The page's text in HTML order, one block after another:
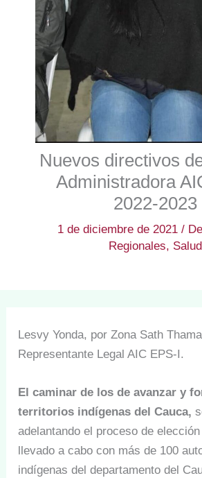
Nuevos directivos
Administradora
2022-2023
1 de diciembre de 2021 /
Regionales, Salud
Lesvy Yonda, por Zona Sath
Representante Legal AIC EPS-I.
El caminar de los de avanzar y
territorios indígenas del Cauca,
adelantando el proceso de
llevado a cabo con más de 100
indígenas del departamento del